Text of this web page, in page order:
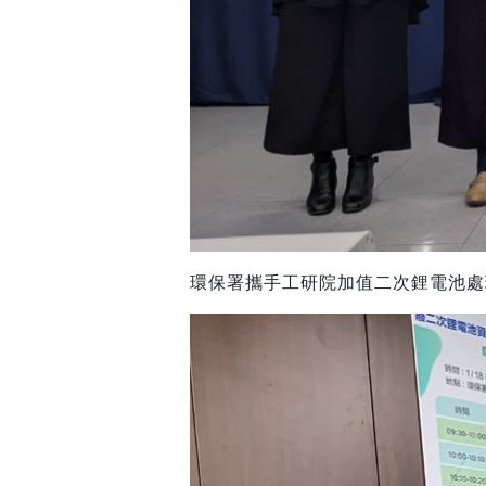
環保署攜手工研院加值二次鋰電池